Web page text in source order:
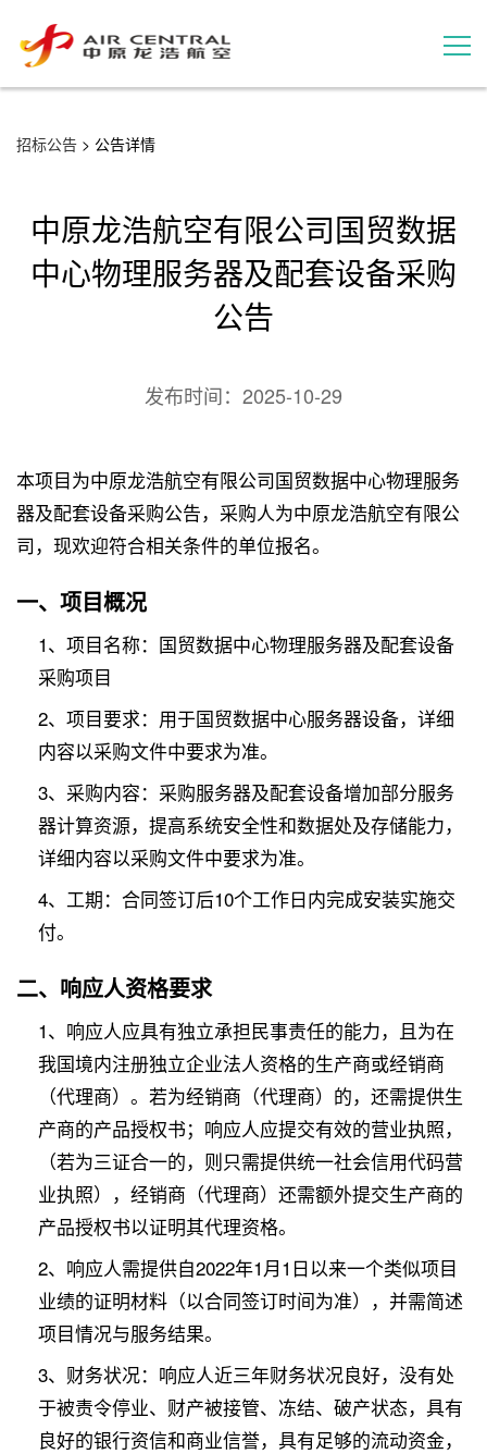
用户案例
招标公告 > 公告详情
中原龙浩航空有限公司国贸数据
中心物理服务器及配套设备采购
公告
发布时间： 2025-10-29
本项目为中原龙浩航空有限公司国贸数据中心物理服务
器及配套设备采购公告，采购人为中原龙浩航空有限公
司，现欢迎符合相关条件的单位报名。
一、项目概况
1、项目名称：国贸数据中心物理服务器及配套设备
采购项目
2、项目要求：用于国贸数据中心服务器设备，详细
内容以采购文件中要求为准。
3、采购内容：采购服务器及配套设备增加部分服务
器计算资源，提高系统安全性和数据处及存储能力，
详细内容以采购文件中要求为准。
4、工期：合同签订后10个工作日内完成安装实施交
付。
二、响应人资格要求
1、响应人应具有独立承担民事责任的能力，且为在
我国境内注册独立企业法人资格的生产商或经销商
（代理商）。若为经销商（代理商）的，还需提供生
产商的产品授权书；响应人应提交有效的营业执照，
（若为三证合一的，则只需提供统一社会信用代码营
业执照），经销商（代理商）还需额外提交生产商的
产品授权书以证明其代理资格。
2、响应人需提供自2022年1月1日以来一个类似项目
业绩的证明材料（以合同签订时间为准），并需简述
项目情况与服务结果。
3、财务状况：响应人近三年财务状况良好，没有处
于被责令停业、财产被接管、冻结、破产状态，具有
良好的银行资信和商业信誉，具有足够的流动资金，